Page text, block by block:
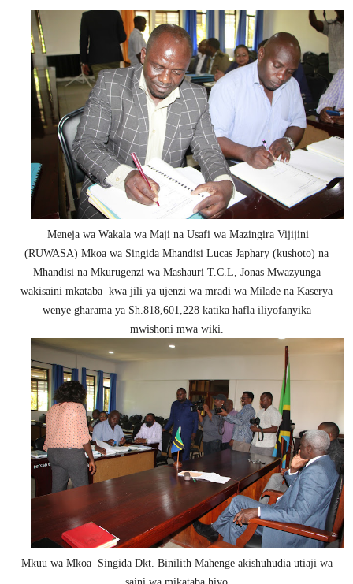
Meneja wa Wakala wa Maji na Usafi wa Mazingira Vijijini
(RUWASA) Mkoa wa Singida Mhandisi Lucas Japhary (kushoto) na
Mhandisi na Mkurugenzi wa Mashauri T.C.L, Jonas Mwazyunga
wakisaini mkataba kwa jili ya ujenzi wa mradi wa Milade na Kaserya
wenye gharama ya Sh.818,601,228 katika hafla iliyofanyika
mwishoni mwa wiki.
Mkuu wa Mkoa Singida Dkt. Binilith Mahenge akishuhudia utiaji wa